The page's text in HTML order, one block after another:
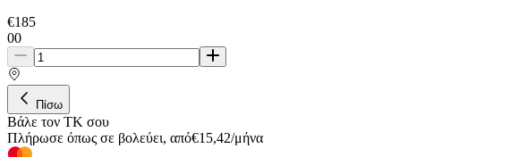
€185
00
Πίσω
Βάλε τον ΤΚ σου
Πλήρωσε όπως σε βολεύει, από€15,42/μήνα